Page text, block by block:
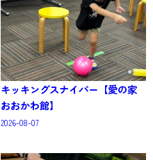
キッキングスナイパー【愛の家
おおかわ館】
2026-08-07